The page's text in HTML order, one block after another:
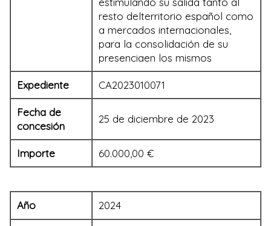
resto delterritorio español como
a mercados internacionales,
para la consolidación de su
presenciaen los mismos
Expediente CA2023010071
Fecha de
concesión
25 de diciembre de 2023
Importe 60.000,00 €
Año 2024